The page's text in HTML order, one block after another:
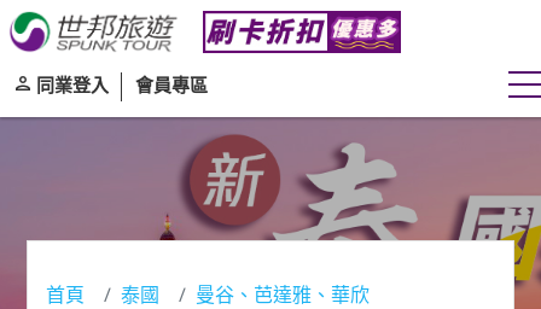
同業登入 會員專區
首頁 泰國
曼谷、芭達雅、華欣